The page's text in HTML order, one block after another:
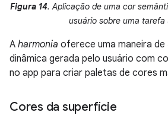
Figura 14. Aplicação de uma cor
usuário sobre uma tarefa
A harmonia oferece uma maneira de
dinâmica gerada pelo usuário com
no app para criar paletas de cores
Cores da superfície